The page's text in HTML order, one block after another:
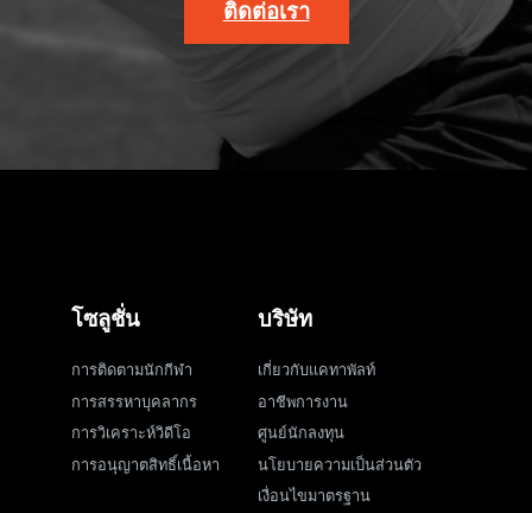
ติดต่อเรา
โซลูชั่น
การติดตามนักกีฬา
การสรรหาบุคลากร
การวิเคราะห์วิดีโอ
การอนุญาตสิทธิ์เนื้อหา
บริษัท
เกี่ยวกับแคทาพัลท์
อาชีพการงาน
ศูนย์นักลงทุน
นโยบายความเป็นส่วนตัว
เงื่อนไขมาตรฐาน